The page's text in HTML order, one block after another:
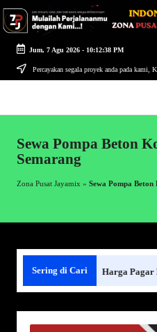
Skip
content
Jum, 7 Agu 2026- 10:12:38 PM
Percayakan segala proyek anda pada kami,
-
Ahlinya
Konstruksi
Sewa Pompa Beton
Semarang
Zona Pusat Jayamix » Sewa Pompa
Sering di CariHarga Pagar